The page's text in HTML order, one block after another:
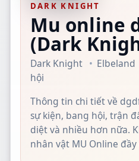
DARK KNIGHT
Mu online
(Dark
Dark Knight Elbeland
hội
Thông tin chi tiết về
sự kiện, bang hội, trận
diệt và nhiều hơn nữa.
nhân vật MU Online đầy